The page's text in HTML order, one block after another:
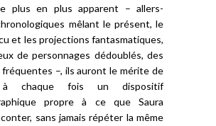
plus en plus apparent – allers-
mêlant le présent, le
et les projections fantasmatiques,
de personnages dédoublés, des
–, ils auront le mérite de
à chaque fois un dispositif
propre à ce que Saura
sans jamais répéter la même